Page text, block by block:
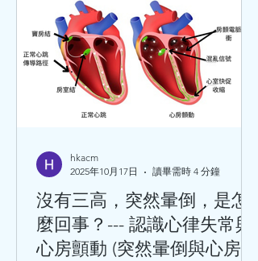
痛、心肌梗死、缺血性心力衰竭（也叫
缺血性心臟病）、猝死。這5種臨床類
型，在臨床中還可以分為：穩定型冠心
病、急性冠狀動脈綜合徵。 引發冠心病
的危險因素分為：可改變的和不可改變
的兩種。其中可改變因素有：高血壓、
理膳食、過量飲酒等等。 不可改變的危
險因素有：性別、年齡、家族史、感染
病史（如巨細胞病毒、肺炎衣原體、幽
門螺旋桿菌等）。 千萬不要小看冠心
病，冠心病是中老年人的常見病和多發
病，處於這個年齡階段的人，在日常生
沒有三高，突然暈倒，是怎
麼回事？--- 認識心律失常與
心房顫動 (突然暈倒與心房顫
hkacm
2025年10月17日
讀畢需時 4 分鐘